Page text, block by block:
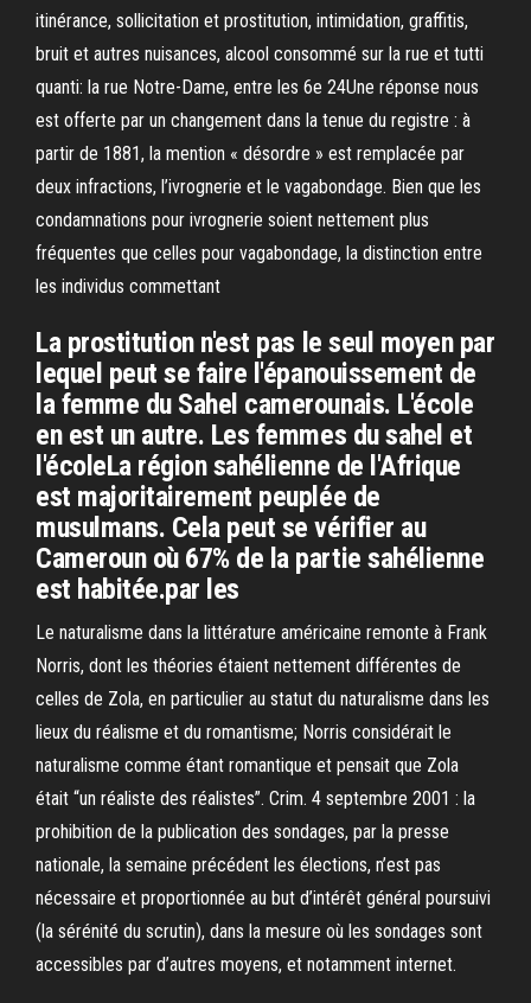
itinérance, sollicitation et prostitution, intimidation, graffitis,
bruit et autres nuisances, alcool consommé sur la rue et tutti
quanti: la rue Notre-Dame, entre les 6e 24Une réponse nous
est offerte par un changement dans la tenue du registre : à
partir de 1881, la mention « désordre » est remplacée par
deux infractions, l’ivrognerie et le vagabondage. Bien que les
condamnations pour ivrognerie soient nettement plus
fréquentes que celles pour vagabondage, la distinction entre
les individus commettant
La prostitution n'est pas le seul moyen par
lequel peut se faire l'épanouissement de
la femme du Sahel camerounais. L'école
en est un autre. Les femmes du sahel et
l'écoleLa région sahélienne de l'Afrique
est majoritairement peuplée de
musulmans. Cela peut se vérifier au
Cameroun où 67% de la partie sahélienne
est habitée.par les
Le naturalisme dans la littérature américaine remonte à Frank
Norris, dont les théories étaient nettement différentes de
celles de Zola, en particulier au statut du naturalisme dans les
lieux du réalisme et du romantisme; Norris considérait le
naturalisme comme étant romantique et pensait que Zola
était “un réaliste des réalistes”. Crim. 4 septembre 2001 : la
prohibition de la publication des sondages, par la presse
nationale, la semaine précédent les élections, n’est pas
nécessaire et proportionnée au but d’intérêt général poursuivi
(la sérénité du scrutin), dans la mesure où les sondages sont
accessibles par d’autres moyens, et notamment internet.